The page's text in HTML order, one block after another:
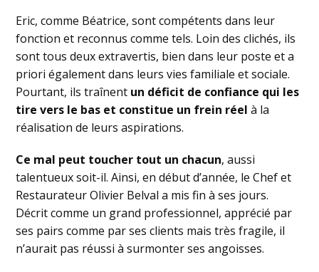
Eric, comme Béatrice, sont compétents dans leur
fonction et reconnus comme tels. Loin des clichés, ils
sont tous deux extravertis, bien dans leur poste et a
priori également dans leurs vies familiale et sociale.
Pourtant, ils traînent un déficit de confiance qui les
tire vers le bas et constitue un frein réel à la
réalisation de leurs aspirations.
Ce mal peut toucher tout un chacun, aussi
talentueux soit-il. Ainsi, en début d’année, le Chef et
Restaurateur Olivier Belval a mis fin à ses jours.
Décrit comme un grand professionnel, apprécié par
ses pairs comme par ses clients mais très fragile, il
n’aurait pas réussi à surmonter ses angoisses.